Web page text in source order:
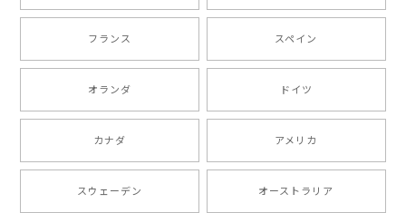
フランス スペイン
オランダ ドイツ
カナダ アメリカ
スウェーデン オーストラリア